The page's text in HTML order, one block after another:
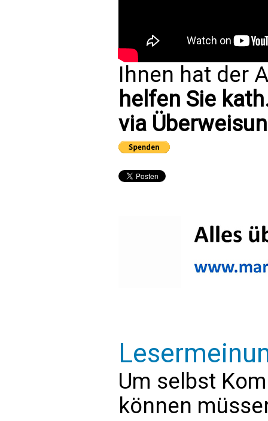
Ihnen hat der
helfen Sie
via
Um selbst
können